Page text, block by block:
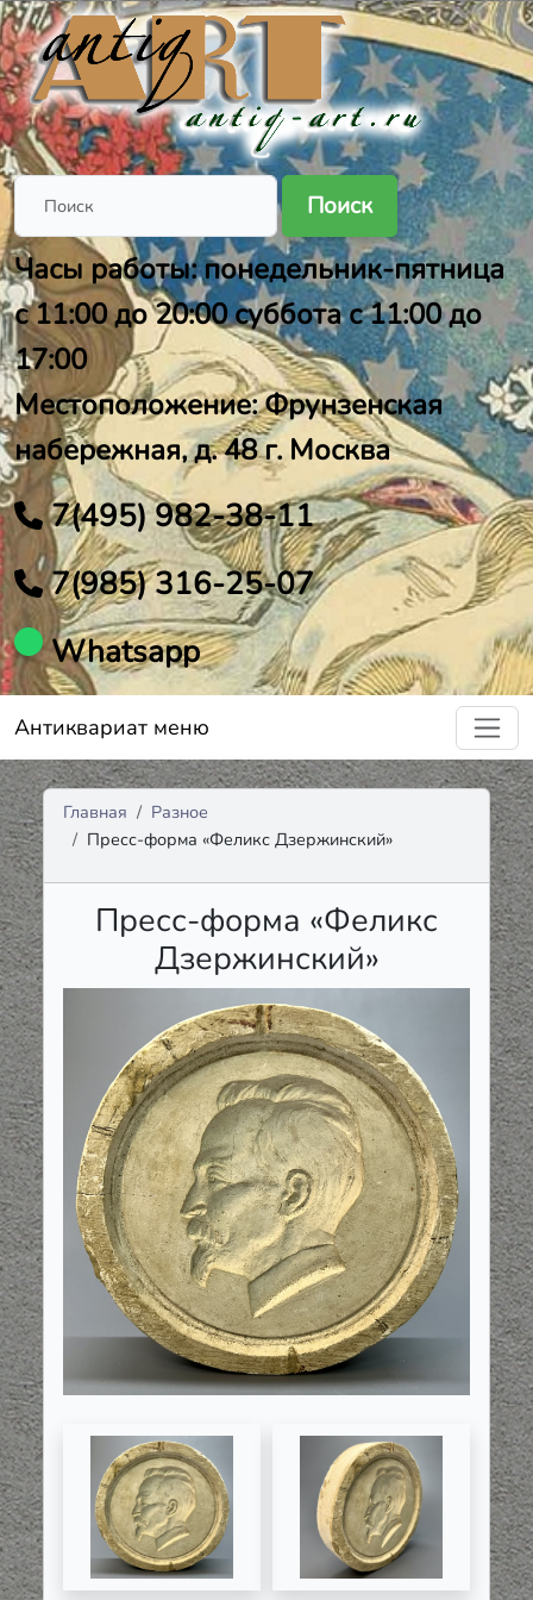
Поиск
Часы работы: понедельник-пятница
с 11:00 до 20:00 суббота с 11:00 до
17:00
Местоположение: Фрунзенская
набережная, д. 48 г. Москва
7(495) 982-38-11
7(985) 316-25-07
Whatsapp
Антиквариат меню
Главная
Разное
Пресс-форма «Феликс Дзержинский»
Пресс-форма «Феликс
Дзержинский»